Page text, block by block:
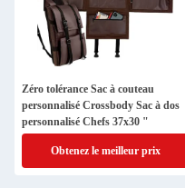
Zéro tolérance Sac à couteau
personnalisé Crossbody Sac à dos
personnalisé Chefs 37x30 "
Obtenez le meilleur prix